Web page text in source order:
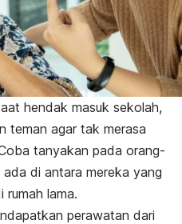
hendak masuk sekolah,
teman agar tak merasa
tanyakan pada orang-
di antara mereka yang
rumah lama.
perawatan dari